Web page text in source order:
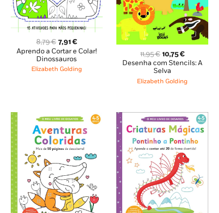
8,79€ O
preço
original
era:
7,91€O
preço
atual
é:
Aprendo a Cortar e Colar!
Dinossauros
Elizabeth Golding
11,95€ O
preço
original
era:
10,75€O
preço
é:
Desenha com Stencils: A
Selva
Elizabeth Golding